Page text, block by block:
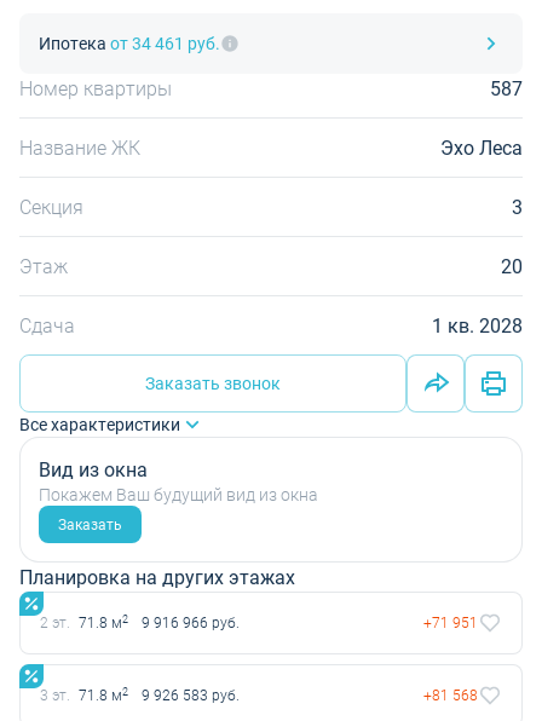
Ипотека от 34 461 руб.
Номер квартиры 587
Название ЖК Эхо Леса
Секция 3
Этаж 20
Сдача 1 кв. 2028
Заказать звонок
Все характеристики
Вид из окна
Покажем Ваш будущий вид из окна
Заказать
Планировка на других этажах
2 эт. 71.8 м2 9 916 966 руб. +71 951
3 эт. 71.8 м2 9 926 583 руб. +81 568